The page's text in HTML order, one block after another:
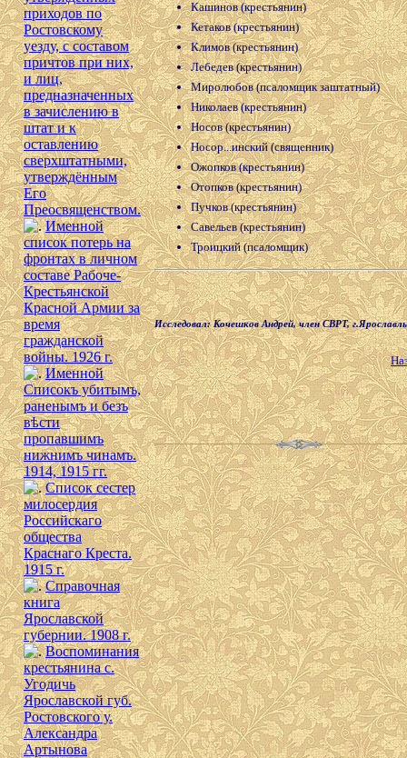
приходов по
Ростовскому
уезду, с составом
причтов при них,
и лиц,
предназначенных
в зачислению в
штат и к
оставлению
сверхштатными,
утверждённым
Его
Преосвященством.
Именной
список потерь на
фронтах в личном
составе Рабоче-
Крестьянской
Красной Армии за
время
гражданской
войны. 1926 г.
Именной
Списокъ убитымъ,
раненымъ и безъ
вѣсти
пропавшимъ
нижнимъ чинамъ.
1914, 1915 гг.
Список сестер
милосердия
Российскаго
общества
Краснаго Креста.
1915 г.
Справочная
книга
Ярославской
губернии. 1908 г.
Воспоминания
крестьянина с.
Угодичь
Ярославской губ.
Ростовского у.
Александра
Артынова
Кашинов (крестьянин)
Кетаков (крестьянин)
Климов (крестьянин)
Лебедев (крестьянин)
Миролюбов (псаломщик заштатный)
Николаев (крестьянин)
Носов (крестьянин)
Носор...инский (священник)
Ожопков (крестьянин)
Отопков (крестьянин)
Пучков (крестьянин)
Савельев (крестьянин)
Троицкий (псаломщик)
Исследовал: Кочешков Андрей, член СВРТ, г.Ярославль